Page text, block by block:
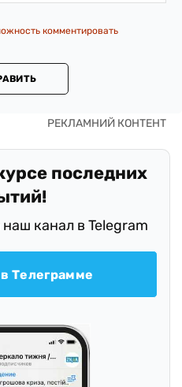
комментировать
последних
канал в Telegram
Телеграмме